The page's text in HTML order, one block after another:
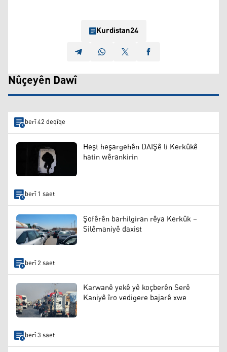
Kurdistan24
Nûçeyên Dawî
berî 42 deqîqe
Heşt heşargehên DAIŞê li Kerkûkê
hatin wêrankirin
berî 1 saet
Şofêrên barhilgiran rêya Kerkûk –
Silêmaniyê daxist
berî 2 saet
Karwanê yekê yê koçberên Serê
Kaniyê îro vedigere bajarê xwe
berî 3 saet